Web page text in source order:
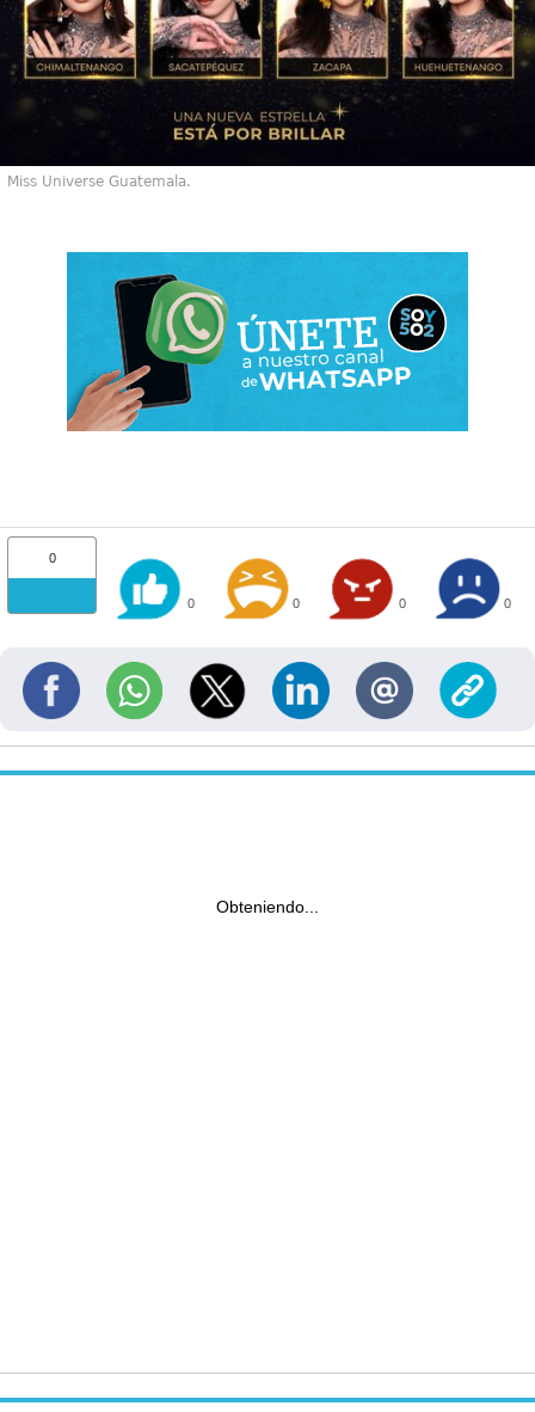
Miss Universe Guatemala.
0
0 0 0 0
Obteniendo...